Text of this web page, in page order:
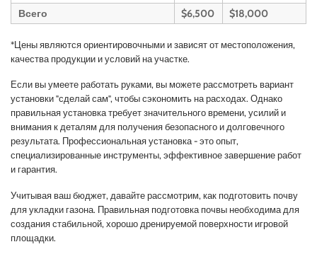
Всего
$6,500 $18,000
*Цены являются ориентировочными и зависят от местоположения,
качества продукции и условий на участке.
Если вы умеете работать руками, вы можете рассмотреть вариант
установки "сделай сам", чтобы сэкономить на расходах. Однако
правильная установка требует значительного времени, усилий и
внимания к деталям для получения безопасного и долговечного
результата. Профессиональная установка - это опыт,
специализированные инструменты, эффективное завершение работ
и гарантия.
Учитывая ваш бюджет, давайте рассмотрим, как подготовить почву
для укладки газона. Правильная подготовка почвы необходима для
создания стабильной, хорошо дренируемой поверхности игровой
площадки.